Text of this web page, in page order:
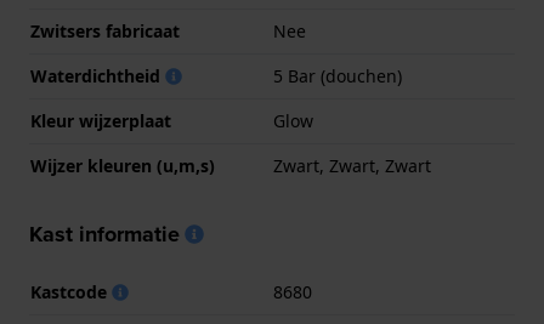
Zwitsers fabricaat
Nee
Waterdichtheid
5 Bar (douchen)
Kleur wijzerplaat
Glow
Wijzer kleuren (u,m,s)
Zwart, Zwart, Zwart
Kast informatie
Kastcode
8680